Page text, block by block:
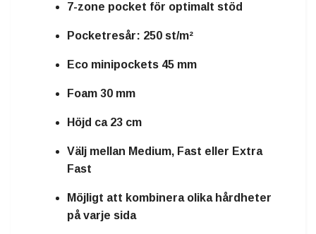
7-zone pocket för optimalt stöd
Pocketresår: 250 st/m²
Eco minipockets 45 mm
Foam 30 mm
Höjd ca 23 cm
Välj mellan Medium, Fast eller Extra
Fast
Möjligt att kombinera olika hårdheter
på varje sida